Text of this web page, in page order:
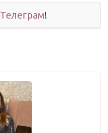
Телеграм!